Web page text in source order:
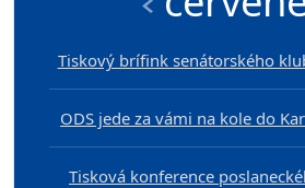
Tiskový brífink senátorského
ODS jede za vámi na kole do
Tisková konference